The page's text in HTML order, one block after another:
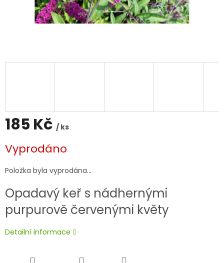
185 Kč / ks
cena:
Vyprodáno
Položka byla vyprodána…
Opadavý keř s nádhernými
purpurově červenými květy
Detailní informace